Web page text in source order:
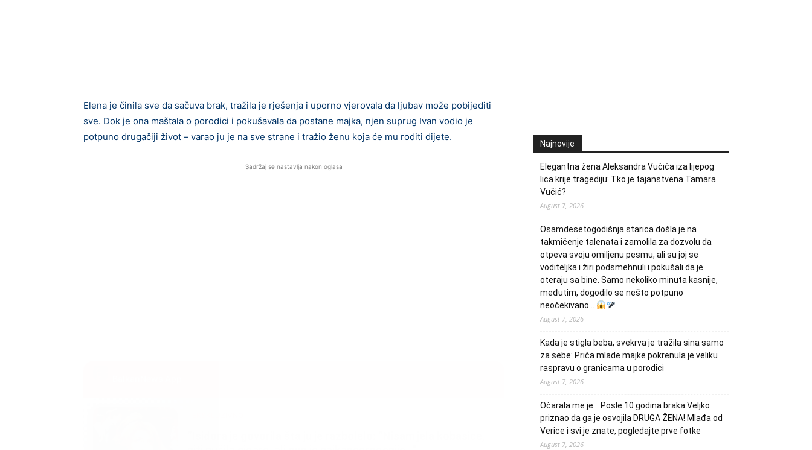
Elena je činila sve da sačuva brak, tražila je rješenja i uporno vjerovala da ljubav može pobijediti
sve. Dok je ona maštala o porodici i pokušavala da postane majka, njen suprug Ivan vodio je
potpuno drugačiji život – varao ju je na sve strane i tražio ženu koja će mu roditi dijete.
Sadržaj se nastavlja nakon oglasa
Najnovije
Elegantna žena Aleksandra Vučića iza lijepog
lica krije tragediju: Tko je tajanstvena Tamara
Vučić?
August 7, 2026
Osamdesetogodišnja starica došla je na
takmičenje talenata i zamolila za dozvolu da
otpeva svoju omiljenu pesmu, ali su joj se
voditeljka i žiri podsmehnuli i pokušali da je
oteraju sa bine. Samo nekoliko minuta kasnije,
međutim, dogodilo se nešto potpuno
neočekivano…
August 7, 2026
Kada je stigla beba, svekrva je tražila sina samo
za sebe: Priča mlade majke pokrenula je veliku
raspravu o granicama u porodici
August 7, 2026
Očarala me je… Posle 10 godina braka Veljko
priznao da ga je osvojila DRUGA ŽENA! Mlađa od
Verice i svi je znate, pogledajte prve fotke
August 7, 2026